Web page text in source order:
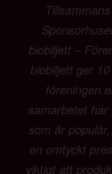
biobiljett –
biobiljett ger
föreningen
samarbetet
som är
en omtyckt
viktigt att